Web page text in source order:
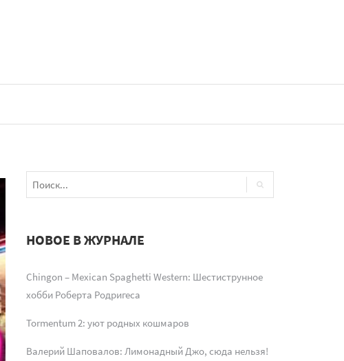
НОВОЕ В ЖУРНАЛЕ
Chingon – Mexican Spaghetti Western: Шестиструнное
хобби Роберта Родригеса
Tormentum 2: уют родных кошмаров
Валерий Шаповалов: Лимонадный Джо, сюда нельзя!